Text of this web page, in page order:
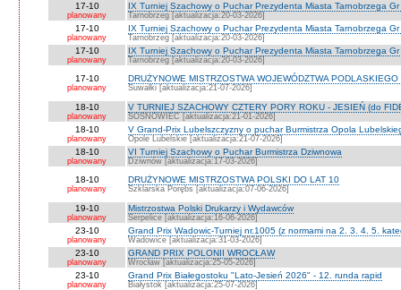
17-10
planowany
IX Turniej Szachowy o Puchar Prezydenta Miasta Tarnobrzega
Tarnobrzeg [aktualizacja:20-03-2026]
17-10
planowany
IX Turniej Szachowy o Puchar Prezydenta Miasta Tarnobrzega
Tarnobrzeg [aktualizacja:20-03-2026]
17-10
planowany
IX Turniej Szachowy o Puchar Prezydenta Miasta Tarnobrzega Gr
Tarnobrzeg [aktualizacja:20-03-2026]
17-10
planowany
DRUŻYNOWE MISTRZOSTWA WOJEWÓDZTWA
Suwałki [aktualizacja:21-07-2026]
18-10
planowany
V TURNIEJ SZACHOWY CZTERY PORY ROKU - JESIEŃ (do
SOSNOWIEC [aktualizacja:21-01-2026]
18-10
planowany
V Grand-Prix Lubelszczyzny o puchar Burmistrza Opola
Opole Lubelskie [aktualizacja:21-07-2026]
18-10
planowany
VI Turniej Szachowy o Puchar Burmistrza Dziwnowa
Dziwnów [aktualizacja:17-03-2026]
18-10
planowany
DRUŻYNOWE MISTRZOSTWA POLSKI DO LAT 10
Szklarska Porębs [aktualizacja:07-06-2026]
19-10
planowany
Mistrzostwa Polski Drukarzy i Wydawców
Serpelice [aktualizacja:16-06-2026]
23-10
planowany
Grand Prix Wadowic-Turniej nr.1005 (z normami na 2. 3. 4. 5.
Wadowice [aktualizacja:31-03-2026]
23-10
planowany
GRAND PRIX POLONII WROCŁAW
Wrocław [aktualizacja:25-05-2026]
23-10
planowany
Grand Prix Białegostoku "Lato-Jesień 2026" - 12. runda rapid
Białystok [aktualizacja:25-07-2026]